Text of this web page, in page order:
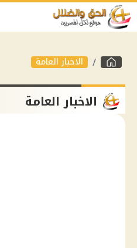
الاخبار العامة
الاخبار العامة